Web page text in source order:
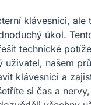
klávesnici, ale
úkol.
technické
našem
klávesnici a
si čas a